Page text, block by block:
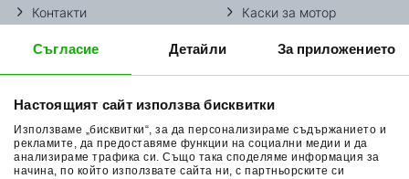
Съгласие Детайли За приложението
Настоящият сайт използва бисквитки
Използваме „бисквитки“, за да персонализираме съдържанието и
рекламите, да предоставяме функции на социални медии и да
анализираме трафика си. Също така споделяме информация за
начина, по който използвате сайта ни, с партньорските си
Контакти
Методи доставка
Начини плащане
Връщане на стока
Общи условия
Поверителност
Каски за мотор
Ботуши за мотор
Гуми за мотор
Очила за мотор
Раници за мотор
Ръкавици за мотор